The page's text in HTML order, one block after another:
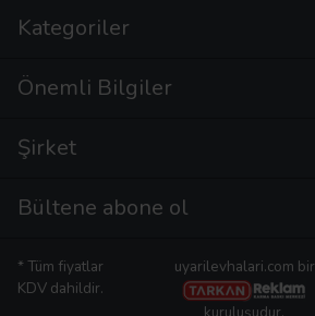
Kategoriler
Önemli Bilgiler
Şirket
Bültene abone ol
* Tüm fiyatlar
KDV dahildir.
uyarilevhalari.com bir